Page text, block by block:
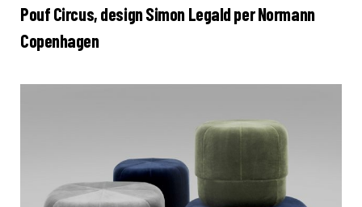
Pouf Circus, design Simon Legald per Normann
Copenhagen